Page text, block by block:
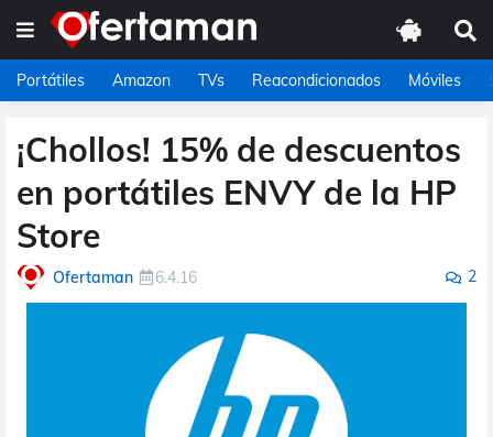
Portátiles Amazon TVs Reacondicionados Móviles
¡Chollos! 15% de descuentos
en portátiles ENVY de la HP
Store
Ofertaman 6.4.16 2